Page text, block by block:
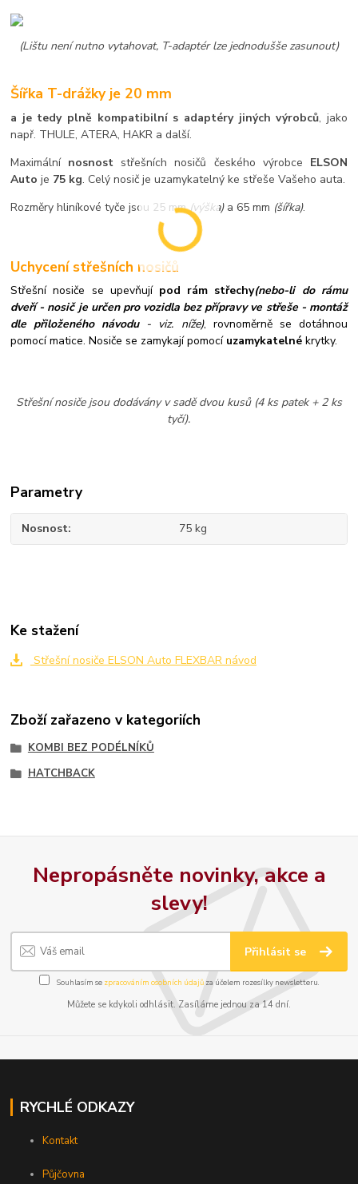
(Lištu není nutno vytahovat, T-adaptér lze jednodušše zasunout)
Šířka T-drážky je 20 mm
a je tedy plně kompatibilní s adaptéry jiných výrobců, jako
např. THULE, ATERA, HAKR a další.
Maximální nosnost střešních nosičů českého výrobce ELSON
Autoje 75 kg. Celý nosič je uzamykatelný ke střeše Vašeho auta.
Rozměry hliníkové tyče jsou 25 mm(výška)a 65 mm (šířka).
Uchycení střešních nosičů
Střešní nosiče se upevňují pod rám střechy(nebo-li do rámu
dveří - nosič je určen pro vozidla bez přípravy ve střeše - montáž
dle přiloženého návodu- viz. níže), rovnoměrně se dotáhnou
pomocí matice. Nosiče se zamykají pomocí uzamykatelné krytky.
Střešní nosiče jsou dodávány v sadě dvou kusů (4 ks patek + 2 ks
tyčí).
Parametry
Nosnost 75 kg
Ke stažení
Střešní nosiče ELSON Auto FLEXBAR návod
Zboží zařazeno v kategoriích
KOMBI BEZ PODÉLNÍKŮ
HATCHBACK
Nepropásněte novinky, akce a
slevy!
Přihlásit se
Souhlasím se zpracováním osobních údajůza účelem rozesílky newsletteru.
Můžete se kdykoli odhlásit. Zasíláme jednou za 14 dní.
RYCHLÉ ODKAZY
Kontakt
Půjčovna